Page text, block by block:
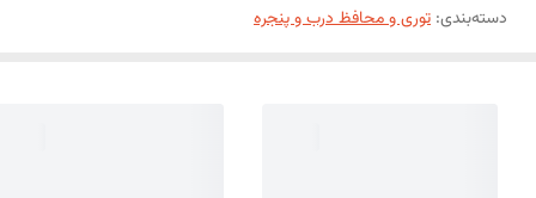
دسته‌بندی: توری و محافظ درب و پنجره